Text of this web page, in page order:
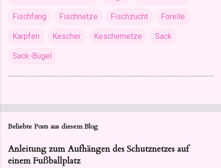
Fischfang Fischnetze Fischzucht Forelle
Karpfen Kescher Keschernetze Sack
Sack-Bügel
Beliebte Posts aus diesem Blog
Anleitung zum Aufhängen des Schutznetzes auf
einem Fußballplatz